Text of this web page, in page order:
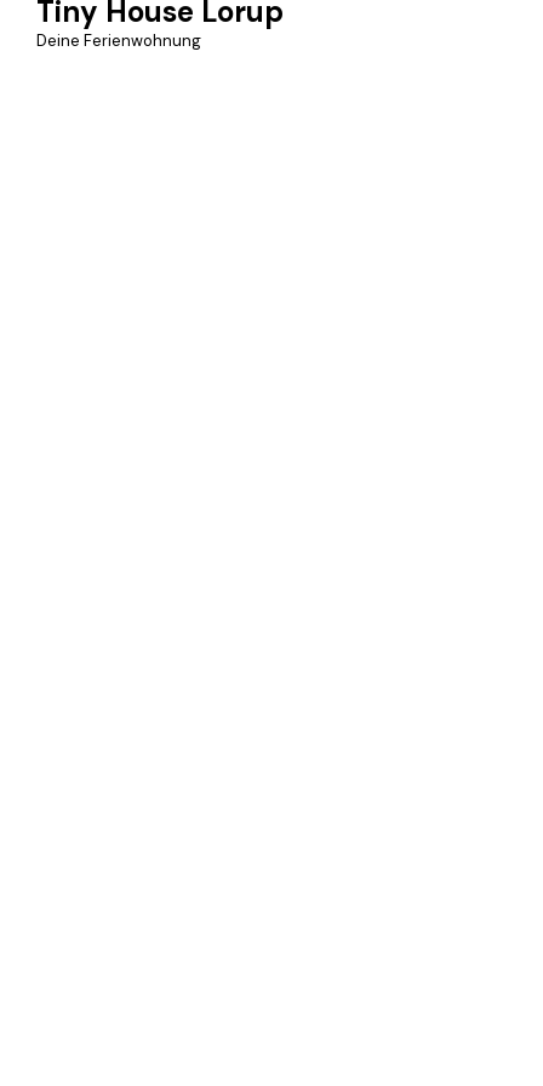
Tiny House Lorup
Deine Ferienwohnung